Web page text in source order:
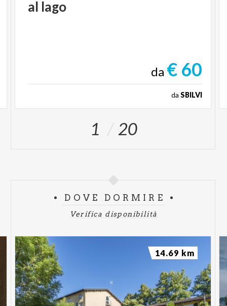
al lago
da € 60
da SBILVI
1 20
DOVE DORMIRE
Verifica disponibilità
14.69 km